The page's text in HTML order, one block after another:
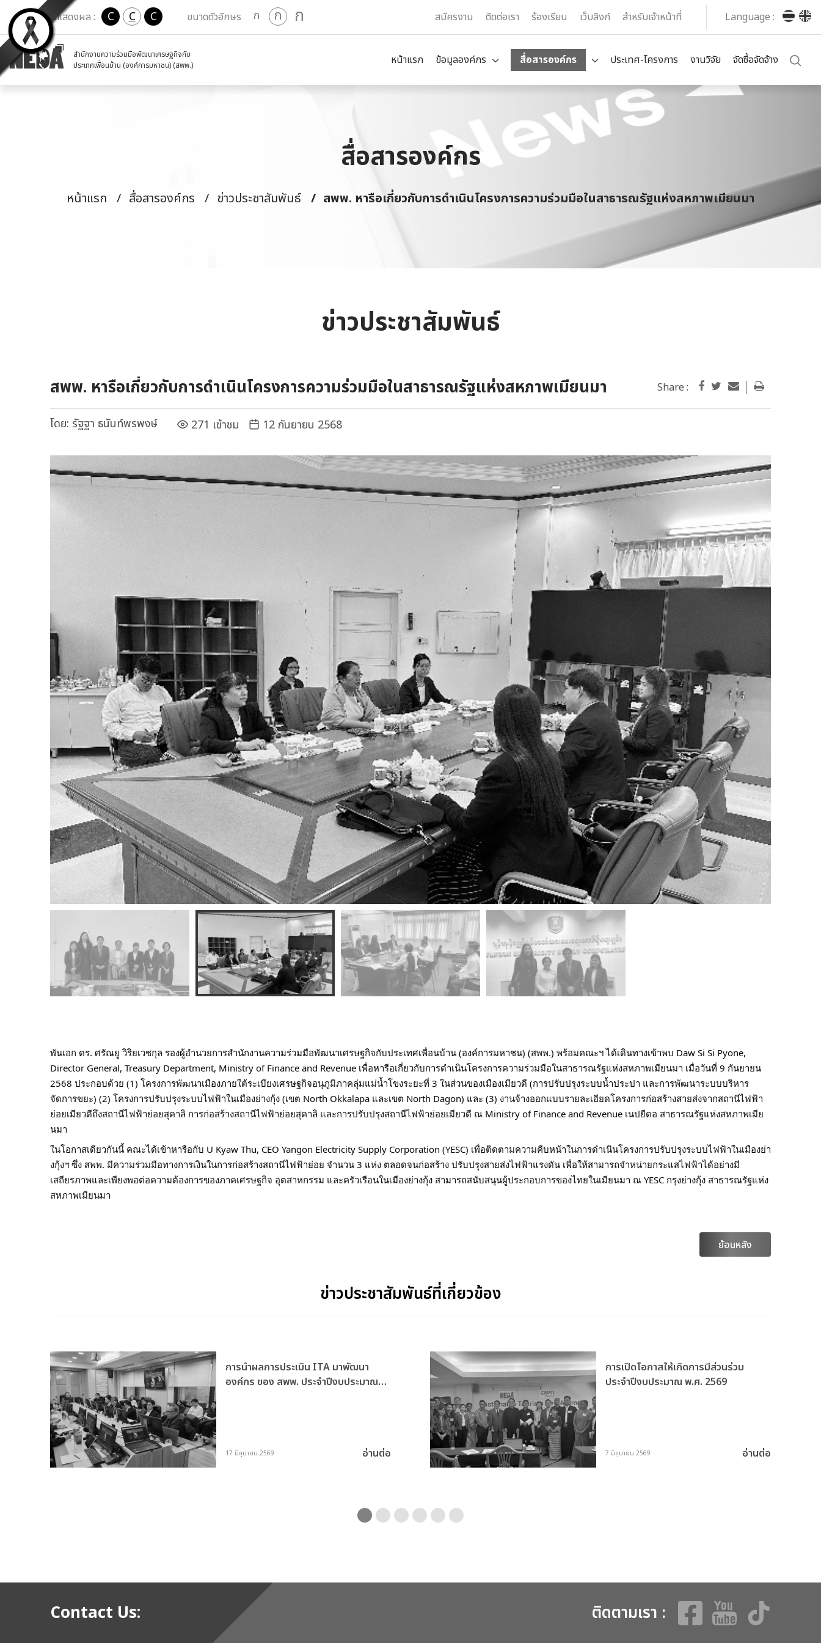
เปลี่ยนการแสดงผล : C C C ขนาดตัวอักษร ก ก ก สมัครงาน ติดต่อเรา ร้องเรียน เว็บลิงก์ สำหรับเจ้าหน้าที่ Language :
สำนักงานความร่วมมือพัฒนาเศรษฐกิจกับ
ประเทศเพื่อนบ้าน (องค์การมหาชน) (สพพ.)
หน้าแรก ข้อมูลองค์กร สื่อสารองค์กร ประเทศ-โครงการ งานวิจัย จัดซื้อจัดจ้าง
สื่อสารองค์กร
หน้าแรก สื่อสารองค์กร ข่าวประชาสัมพันธ์ สพพ. หารือเกี่ยวกับการดำเนินโครงการความร่วมมือในสาธารณรัฐแห่งสหภาพเมียนมา
ข่าวประชาสัมพันธ์
สพพ. หารือเกี่ยวกับการดำเนินโครงการความร่วมมือในสาธารณรัฐแห่งสหภาพเมียนมา Share :
โดย: รัฐฐา ธนันท์พรพงษ์ 271 เข้าชม 12 กันยายน 2568
พันเอก ดร. ศรัณยู วิริยเวชกุล รองผู้อำนวยการสำนักงานความร่วมมือพัฒนาเศรษฐกิจกับประเทศเพื่อนบ้าน (องค์การมหาชน) (สพพ.) พร้อมคณะฯ ได้เดินทางเข้าพบ Daw Si Si Pyone,
Director General, Treasury Department, Ministry of Finance and Revenue เพื่อหารือเกี่ยวกับการดำเนินโครงการความร่วมมือในสาธารณรัฐแห่งสหภาพเมียนมา เมื่อวันที่ 9 กันยายน
2568 ประกอบด้วย (1) โครงการพัฒนาเมืองภายใต้ระเบียงเศรษฐกิจอนุภูมิภาคลุ่มแม่น้ำโขงระยะที่ 3 ในส่วนของเมืองเมียวดี (การปรับปรุงระบบน้ำประปา และการพัฒนาระบบบริหาร
จัดการขยะ) (2) โครงการปรับปรุงระบบไฟฟ้าในเมืองย่างกุ้ง (เขต North Okkalapa และเขต North Dagon) และ (3) งานจ้างออกแบบรายละเอียดโครงการก่อสร้างสายส่งจากสถานีไฟฟ้า
ย่อยเมียวดีถึงสถานีไฟฟ้าย่อยสุคาลิ การก่อสร้างสถานีไฟฟ้าย่อยสุคาลิ และการปรับปรุงสถานีไฟฟ้าย่อยเมียวดี ณ Ministry of Finance and Revenue เนปยีดอ สาธารณรัฐแห่งสหภาพเมีย
นมา
ในโอกาสเดียวกันนี้ คณะได้เข้าหารือกับ U Kyaw Thu, CEO Yangon Electricity Supply Corporation (YESC) เพื่อติดตามความคืบหน้าในการดำเนินโครงการปรับปรุงระบบไฟฟ้าในเมืองย่า
งกุ้งฯ ซึ่ง สพพ. มีความร่วมมือทางการเงินในการก่อสร้างสถานีไฟฟ้าย่อย จำนวน 3 แห่ง ตลอดจนก่อสร้าง ปรับปรุงสายส่งไฟฟ้าแรงดัน เพื่อให้สามารถจำหน่ายกระแสไฟฟ้าได้อย่างมี
เสถียรภาพและเพียงพอต่อความต้องการของภาคเศรษฐกิจ อุตสาหกรรม และครัวเรือนในเมืองย่างกุ้ง สามารถสนับสนุนผู้ประกอบการของไทยในเมียนมา ณ YESC กรุงย่างกุ้ง สาธารณรัฐแห่ง
สหภาพเมียนมา
ย้อนหลัง
ข่าวประชาสัมพันธ์ที่เกี่ยวข้อง
ว
การนำผลการประเมิน ITA มาพัฒนา
องค์กร ของ สพพ. ประจำปีงบประมาณ
17 มิถุนายน 2569 อ่านต่อ
การเปิดโอกาสให้เกิดการมีส่วนร่วม
ประจำปีงบประมาณ พ.ศ. 2569
7 มิถุนายน 2569 อ่านต่อ
Contact Us: ติดตามเรา :